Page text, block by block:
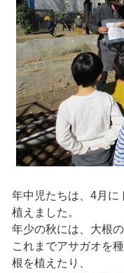
年中児たちは、4月に
植えました。
年少の秋には、大根
これまでアサガオを
根を植えたり、